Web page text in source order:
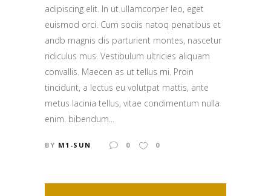
adipiscing elit. In ut ullamcorper leo, eget
euismod orci. Cum sociis natoq penatibus et
andb magnis dis parturient montes, nascetur
ridiculus mus. Vestibulum ultricies aliquam
convallis. Maecen as ut tellus mi. Proin
tincidunt, a lectus eu volutpat mattis, ante
metus lacinia tellus, vitae condimentum nulla
enim. bibendum...
BY M1-SUN 0 0